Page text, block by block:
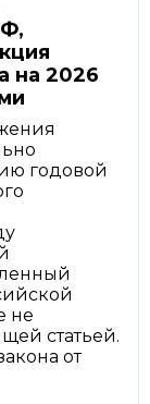
на 2026
годовой
не
статьей.
от